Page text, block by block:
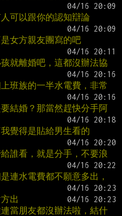
可以跟你的認知辯論
女方親友團寫的吧
就離婚吧，這都沒辦法協
班族的一半水電費，非常
結婚？那當然趕快分手阿
覺得是貼給男生看的
誰看，就是分手，不要浪
連水電費都不願意多出，
出
當朋友都沒辦法啦，結什